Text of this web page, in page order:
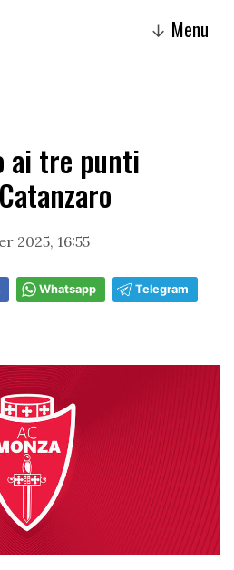
↓ Menu
ai tre punti
2025, 16:55
Whatsapp Telegram